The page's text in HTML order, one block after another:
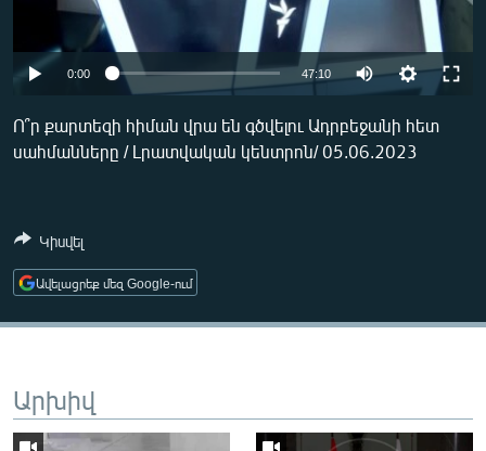
ՄԵԿՆԱԲԱՆՈՒԹՅՈՒՆ
ԿՈՐՈՆԱՎԻՐՈՒՍ
ՏԵՍԱՆՅՈՒԹԵՐ
ԲԱՆԱՎԵՃ
Հայերեն
English
0:00 47:10
360p
Ո՞ր քարտեզի հիման վրա են գծվելու Ադրբեջանի հետ
սահմանները / Լրատվական կենտրոն/ 05.06.2023
Կիսվել
Ավելացրեք մեզ Google-ում
Արխիվ